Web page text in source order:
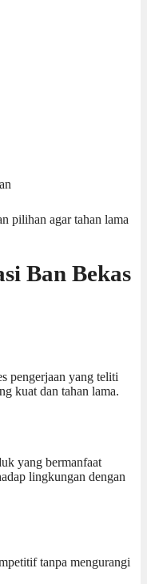
pilihan agar tahan lama
Ban Bekas
pengerjaan yang teliti
kuat dan tahan lama.
yang bermanfaat
lingkungan dengan
tanpa mengurangi